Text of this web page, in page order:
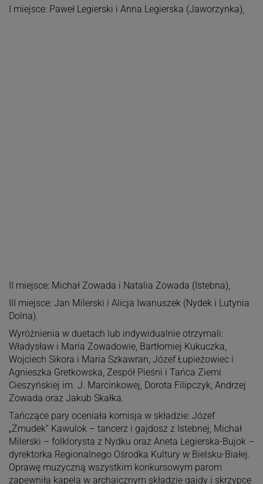
I miejsce: Paweł Legierski i Anna Legierska (Jaworzynka),
II miejsce: Michał Zowada i Natalia Zowada (Istebna),
III miejsce: Jan Milerski i Alicja Iwanuszek (Nydek i Lutynia
Dolna).
Wyróżnienia w duetach lub indywidualnie otrzymali:
Władysław i Maria Zowadowie, Bartłomiej Kukuczka,
Wojciech Sikora i Maria Szkawran, Józef Łupieżowiec i
Agnieszka Gretkowska, Zespół Pieśni i Tańca Ziemi
Cieszyńskiej im. J. Marcinkowej, Dorota Filipczyk, Andrzej
Zowada oraz Jakub Skałka.
Tańczące pary oceniała komisja w składzie: Józef
„Żmudek” Kawulok – tancerz i gajdosz z Istebnej, Michał
Milerski – folklorysta z Nydku oraz Aneta Legierska-Bujok –
dyrektorka Regionalnego Ośrodka Kultury w Bielsku-Białej.
Oprawę muzyczną wszystkim konkursowym parom
zapewniła kapela w archaicznym składzie gajdy i skrzypce